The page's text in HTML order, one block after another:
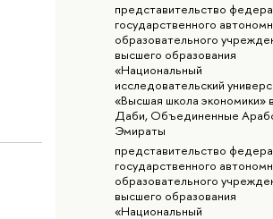
представительство
государственного
образовательного
высшего образования
«Национальный
исследовательский
«Высшая школа экономики»
Даби, Объединенные
Эмираты
представительство
государственного
образовательного
высшего образования
«Национальный